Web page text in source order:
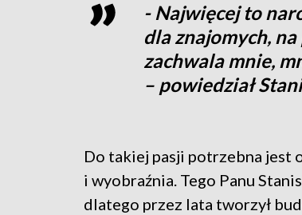
- Najwięcej to
dla znajomych,
zachwala mnie,
– powiedział
Do takiej pasji potrzebna jest
i wyobraźnia. Tego Panu
dlatego przez lata tworzył